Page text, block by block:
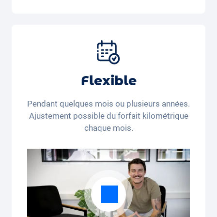
pneus et autres extras.
Flexible
Pendant quelques mois ou plusieurs années.
Ajustement possible du forfait kilométrique
chaque mois.